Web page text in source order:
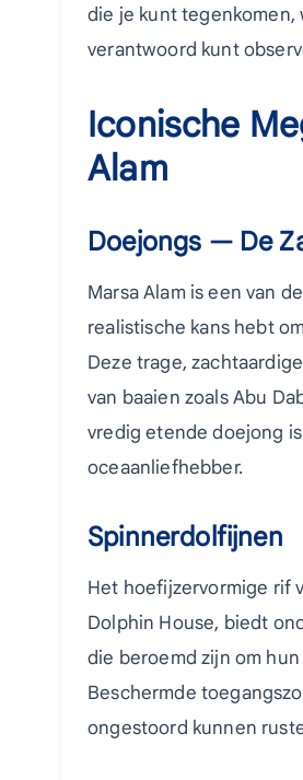
die je kunt tegenkomen,
verantwoord kunt
Iconische
Alam
Doejongs — De
Marsa Alam is een van
realistische kans hebt
Deze trage,
van baaien zoals Abu
vredig etende doejong
oceaanliefhebber.
Spinnerdolfijnen
Het hoefijzervormige rif
Dolphin House, biedt
die beroemd zijn om
Beschermde
ongestoord kunnen